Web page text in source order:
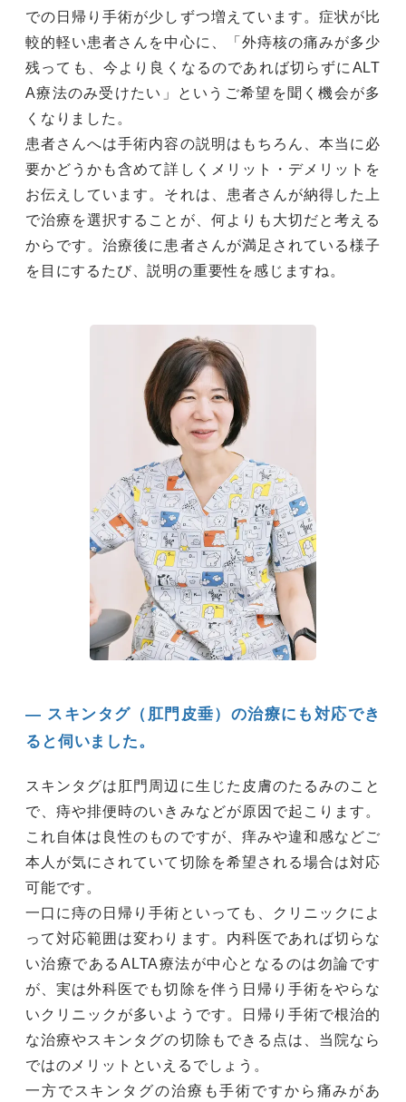
での日帰り手術が少しずつ増えています。症状が比
較的軽い患者さんを中心に、「外痔核の痛みが多少
残っても、今より良くなるのであれば切らずにALT
A療法のみ受けたい」というご希望を聞く機会が多
くなりました。
患者さんへは手術内容の説明はもちろん、本当に必
要かどうかも含めて詳しくメリット・デメリットを
お伝えしています。それは、患者さんが納得した上
で治療を選択することが、何よりも大切だと考える
からです。治療後に患者さんが満足されている様子
を目にするたび、説明の重要性を感じますね。
― スキンタグ（肛門皮垂）の治療にも対応でき
ると伺いました。
スキンタグは肛門周辺に生じた皮膚のたるみのこと
で、痔や排便時のいきみなどが原因で起こります。
これ自体は良性のものですが、痒みや違和感などご
本人が気にされていて切除を希望される場合は対応
可能です。
一口に痔の日帰り手術といっても、クリニックによ
って対応範囲は変わります。内科医であれば切らな
い治療であるALTA療法が中心となるのは勿論です
が、実は外科医でも切除を伴う日帰り手術をやらな
いクリニックが多いようです。日帰り手術で根治的
な治療やスキンタグの切除もできる点は、当院なら
ではのメリットといえるでしょう。
一方でスキンタグの治療も手術ですから痛みがあ